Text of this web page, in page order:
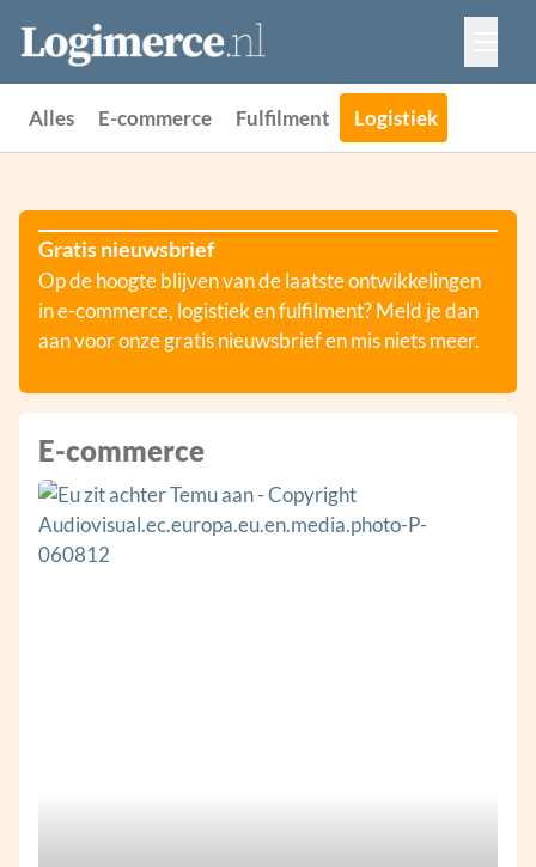
Vacatures
Events
Alles E-commerce Fulfilment Logistiek
Gratis nieuwsbrief
Op de hoogte blijven van de laatste ontwikkelingen
in e-commerce, logistiek en fulfilment? Meld je dan
aan voor onze gratis nieuwsbrief en mis niets meer.
E-commerce